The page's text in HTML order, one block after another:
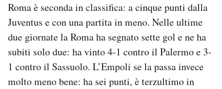
AREA PERSONALE
Area Personale
Notifiche mobile
Regala il Post
Hai bisogno di aiuto?
Roma è seconda in classifica: a cinque punti dalla
Juventus e con una partita in meno. Nelle ultime
due giornate la Roma ha segnato sette gol e ne ha
subiti solo due: ha vinto 4-1 contro il Palermo e 3-
1 contro il Sassuolo. L’Empoli se la passa invece
molto meno bene: ha sei punti, è terzultimo in